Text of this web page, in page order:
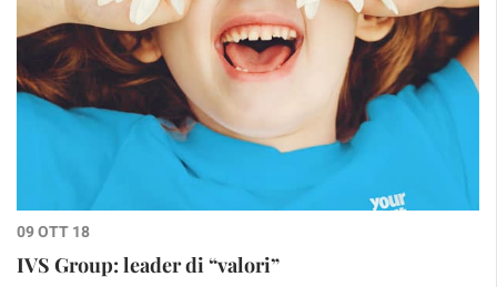
09 OTT 18
IVS Group: leader di “valori”